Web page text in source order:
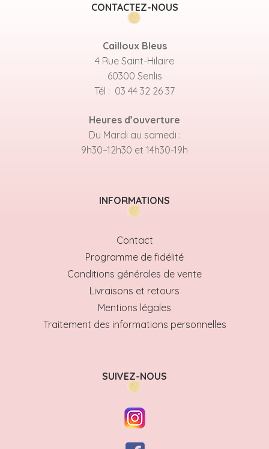
CONTACTEZ-NOUS
Cailloux Bleus
4 Rue Saint-Hilaire
60300 Senlis
Tél : 03 44 32 26 37
Heures d’ouverture
Du Mardi au samedi :
9h30–12h30 et 14h30-19h
INFORMATIONS
Contact
Programme de fidélité
Conditions générales de vente
Livraisons et retours
Mentions légales
Traitement des informations personnelles
SUIVEZ-NOUS